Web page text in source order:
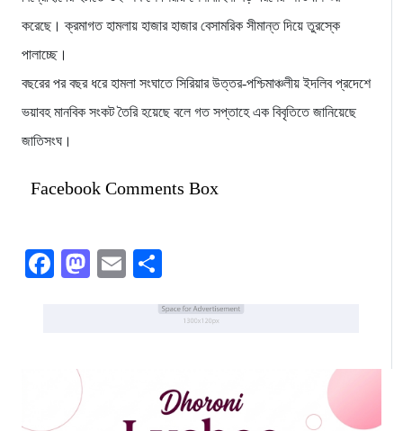
করেছে। ক্রমাগত হামলায় হাজার হাজার বেসামরিক সীমান্ত দিয়ে তুরস্কে
পালাচ্ছে।
বছরের পর বছর ধরে হামলা সংঘাতে সিরিয়ার উত্তর-পশ্চিমাঞ্চলীয় ইদলিব প্রদেশে
ভয়াবহ মানবিক সংকট তৈরি হয়েছে বলে গত সপ্তাহে এক বিবৃতিতে জানিয়েছে
জাতিসংঘ।
Facebook Comments Box
Facebook
Mastodon
Email